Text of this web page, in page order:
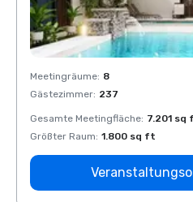
Meetingräume: 8
Gästezimmer: 237
Gesamte Meetingfläche: 7.201 sq
Größter Raum: 1.800 sq ft